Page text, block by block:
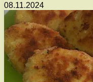
08.11.2024